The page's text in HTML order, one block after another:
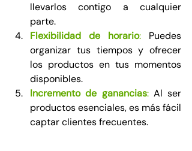
llevarlos contigo a cualquier
parte.
Flexibilidad de horario: Puedes
organizar tus tiempos y ofrecer
los productos en tus momentos
disponibles.
Incremento de ganancias: Al ser
productos esenciales, es más fácil
captar clientes frecuentes.